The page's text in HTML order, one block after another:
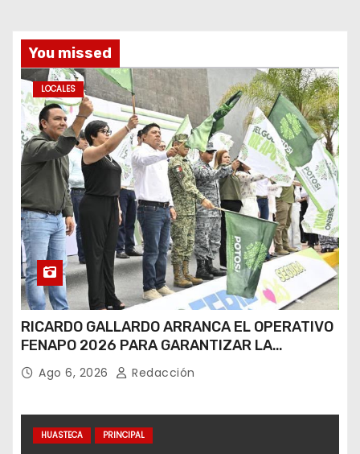
You missed
LOCALES
RICARDO GALLARDO ARRANCA EL OPERATIVO
FENAPO 2026 PARA GARANTIZAR LA
SEGURIDAD DE MÁS DE 9 MILLONES DE
VISITANTES
Ago 6, 2026 Redacción
HUASTECA PRINCIPAL